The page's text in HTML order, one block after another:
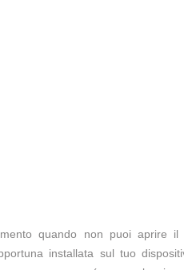
quando non puoi aprire
installata sul tuo